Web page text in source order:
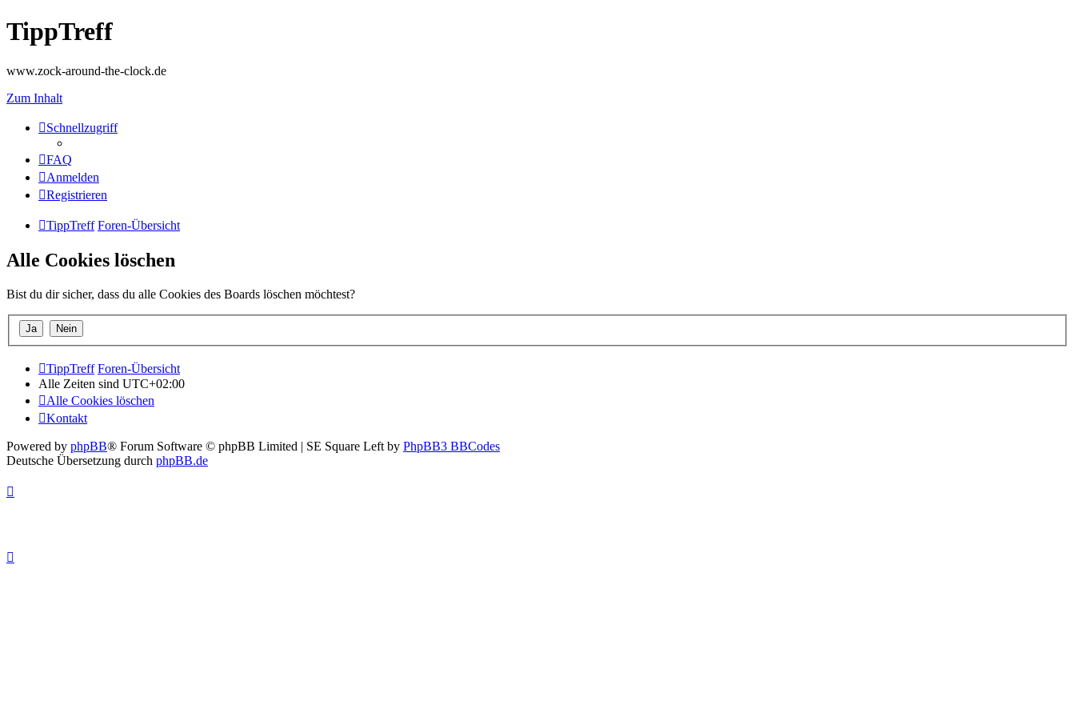
TippTreff
www.zock-around-the-clock.de
Zum Inhalt
Schnellzugriff
FAQ
Anmelden
Registrieren
TippTreff Foren-Übersicht
Alle Cookies löschen
Bist du dir sicher, dass du alle Cookies des Boards löschen möchtest?
TippTreff Foren-Übersicht
Alle Zeiten sind UTC+02:00
Alle Cookies löschen
Kontakt
Powered by phpBB® Forum Software © phpBB Limited | SE Square Left by PhpBB3 BBCodes
Deutsche Übersetzung durch phpBB.de